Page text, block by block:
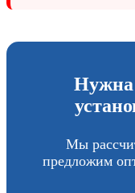
Нужна
Мы
предложим